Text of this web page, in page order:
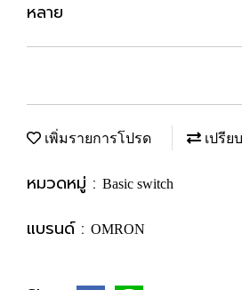
หลาย
เพิ่มรายการโปรด เปรีย
หมวดหมู่ : Basic switch
แบรนด์ : OMRON